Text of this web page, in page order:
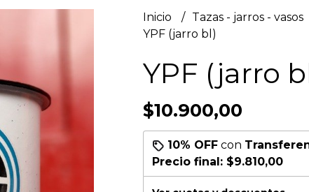
Inicio Tazas - jarros - vasos
YPF (jarro bl)
YPF (jarro
$10.900,00
10% OFF con
Precio final: $9.810,00